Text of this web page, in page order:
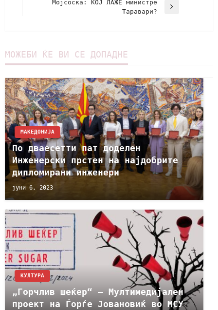
Мојсоска: КОЈ ЛАЖЕ министре
Таравари?
МОЖЕБИ ЌЕ ВИ СЕ ДОПАДНЕ
МАКЕДОНИЈА
По дваесетти пат доделен
Инженерски прстен на најдобрите
дипломирани инженери
јуни 6, 2023
КУЛТУРА
„Горчлив шеќер“ – Мултимедијален
проект на Ѓорѓе Јовановиќ во МСУ